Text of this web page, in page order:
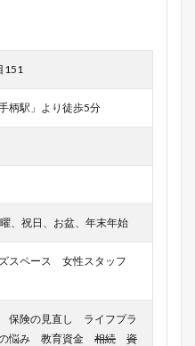
151
柄駅」より徒歩5分
、祝日、お盆、年末年始
スペース 女性スタッフ
保険の見直し ライフプラ
悩み 教育資金 相続
資